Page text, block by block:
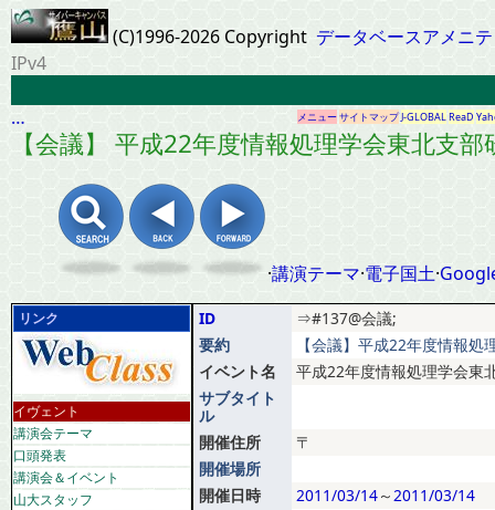
(C)1996-2026 Copyright データベースアメニ
IPv4
… メニューサイトマップJ-GLOBALReaD
【会議】 平成22年度情報処理学会東北支部
·講演テーマ·電子国土·
リンク
イヴェント
講演会テーマ
口頭発表
講演会＆イベント
山大スタッフ
ID
⇒#137@会議;
要約
【会議】平成22年度情報
イベント名
平成22年度情報処理学会東
サブタイト
ル
開催住所
〒
開催場所
開催日時
2011/03/14～2011/03/14